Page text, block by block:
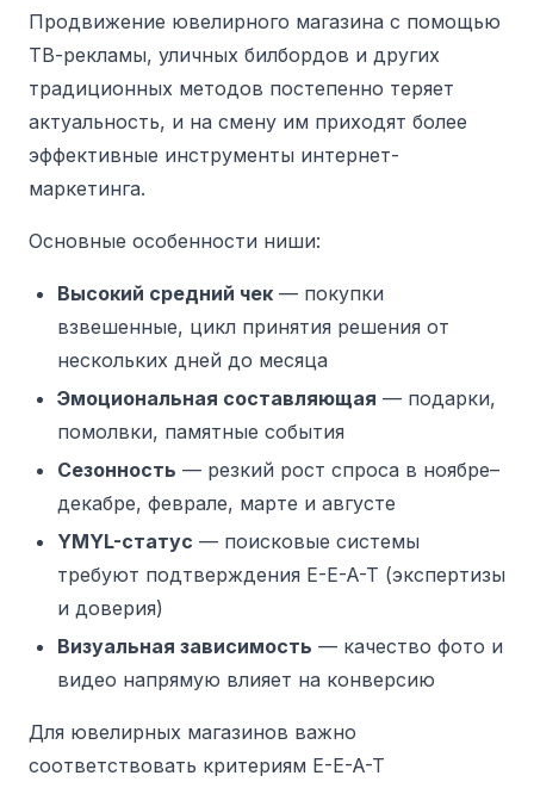
Продвижение ювелирного магазина с помощью
ТВ-рекламы, уличных билбордов и других
традиционных методов постепенно теряет
актуальность, и на смену им приходят более
эффективные инструменты интернет-
маркетинга.
Основные особенности ниши:
Высокий средний чек — покупки
взвешенные, цикл принятия решения от
нескольких дней до месяца
Эмоциональная составляющая — подарки,
помолвки, памятные события
Сезонность — резкий рост спроса в ноябре–
декабре, феврале, марте и августе
YMYL-статус — поисковые системы
требуют подтверждения E-E-A-T (экспертизы
и доверия)
Визуальная зависимость — качество фото и
видео напрямую влияет на конверсию
Для ювелирных магазинов важно
соответствовать критериям E-E-A-T